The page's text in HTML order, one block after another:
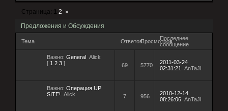
Предложения и Обсуждения
Страница: 1 2 »
Тема ОтветовПросмотровПоследнее
сообщение
Важно: General Alick
[ 1 2 3 ] 69 5770
2011-03-24
02:31:21
AnTaJl
Важно: Операция UP
SITE! Alick 7 956
2010-12-14
08:26:06 AnTaJl